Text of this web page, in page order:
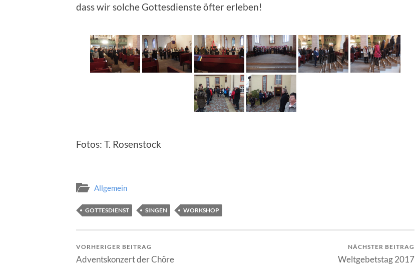
dass wir solche Gottesdienste öfter erleben!
Fotos: T. Rosenstock
Allgemein
GOTTESDIENST SINGEN WORKSHOP
VORHERIGER BEITRAG
Adventskonzert der Chöre
NÄCHSTER BEITRAG
Weltgebetstag 2017